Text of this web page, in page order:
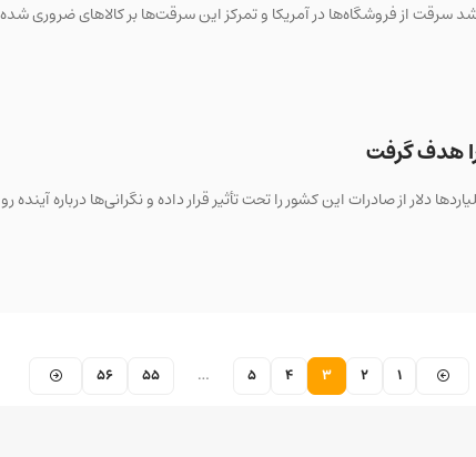
از فروشگاه‌ها در آمریکا و تمرکز این سرقت‌ها بر کالاهای ضروری
میلیاردها دلار از صادرات این کشور را تحت تأثیر قرار داده و نگرانی‌ها درباره
1
2
3
4
5
…
55
56